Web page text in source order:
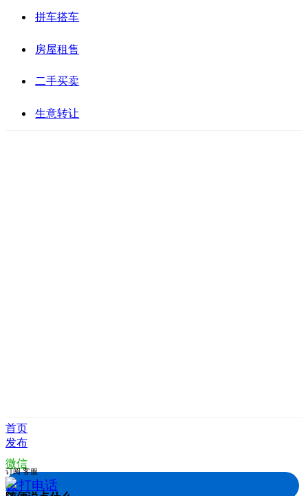
拼车搭车
房屋租售
二手买卖
生意转让
首页
发布
微信
拨打电话
订阅 客服